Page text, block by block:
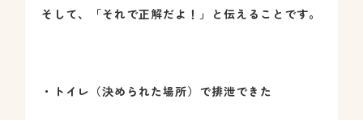
そして、「それで正解だよ！」と伝えることです。
・トイレ（決められた場所）で排泄できた